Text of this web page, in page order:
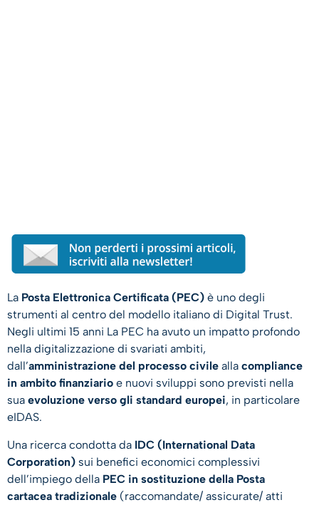
La Posta Elettronica Certificata (PEC) è uno degli
strumenti al centro del modello italiano di Digital Trust.
Negli ultimi 15 anni La PEC ha avuto un impatto profondo
nella digitalizzazione di svariati ambiti,
dall’amministrazione del processo civile alla compliance
in ambito finanziario e nuovi sviluppi sono previsti nella
sua evoluzione verso gli standard europei, in particolare
eIDAS.
Una ricerca condotta da IDC (International Data
Corporation) sui benefici economici complessivi
dell’impiego della PEC in sostituzione della Posta
cartacea tradizionale (raccomandate/ assicurate/ atti